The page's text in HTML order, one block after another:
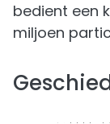
bedient een
miljoen